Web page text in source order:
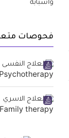
فحوصات